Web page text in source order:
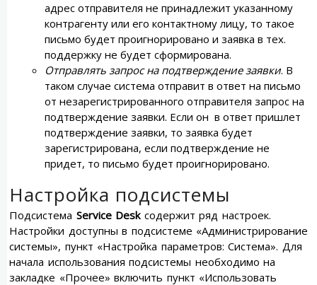
адрес отправителя не принадлежит указанному
контрагенту или его контактному лицу, то такое
письмо будет проигнорировано и заявка в тех.
поддержку не будет сформирована.
Отправлять запрос на подтверждение заявки. В
таком случае система отправит в ответ на письмо
от незарегистрированного отправителя запрос на
подтверждение заявки. Если он в ответ пришлет
подтверждение заявки, то заявка будет
зарегистрирована, если подтверждение не
придет, то письмо будет проигнорировано.
Настройка подсистемы
Подсистема Service Deskсодержит ряд настроек.
Настройки доступны в подсистеме «Администрирование
системы», пункт «Настройка параметров: Система». Для
начала использования подсистемы необходимо на
закладке «Прочее» включить пункт «Использовать